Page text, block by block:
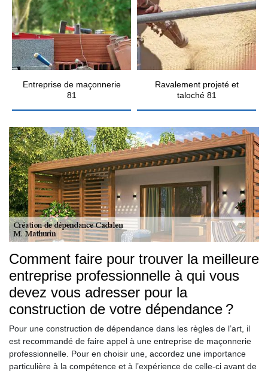
Entreprise de maçonnerie
81
Ravalement projeté et
taloché 81
Comment faire pour trouver la meilleure
entreprise professionnelle à qui vous
devez vous adresser pour la
construction de votre dépendance ?
Pour une construction de dépendance dans les règles de l’art, il
est recommandé de faire appel à une entreprise de maçonnerie
professionnelle. Pour en choisir une, accordez une importance
particulière à la compétence et à l’expérience de celle-ci avant de